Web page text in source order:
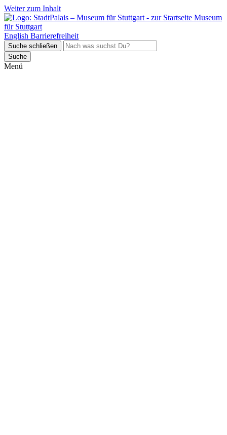
Weiter zum Inhalt
Museum
für Stuttgart
English Barrierefreiheit
Suche schließen
Suche
Menü